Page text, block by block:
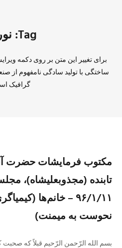
Tag: نوروز
برای تغییر این متن بر روی دکمه
ساختگی با تولید سادگی نامفهوم از
گرافیک
مکتوب فرمایشات حضرت
تابنده (مجذوبعلیشاه)،
۹۶/۱/۱۱ – خانم‌ها
نحوست به میمنت)
بسم الله الرّحمن الرّحیم قبلاً که